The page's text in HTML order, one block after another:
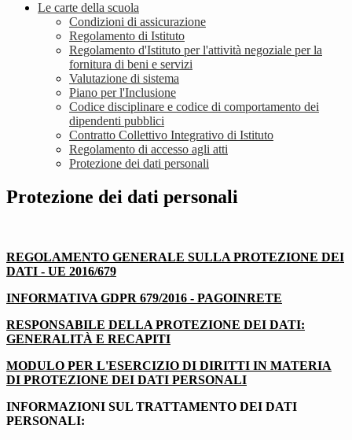
Le carte della scuola
Condizioni di assicurazione
Regolamento di Istituto
Regolamento d'Istituto per l'attività negoziale per la
fornitura di beni e servizi
Valutazione di sistema
Piano per l'Inclusione
Codice disciplinare e codice di comportamento dei
dipendenti pubblici
Contratto Collettivo Integrativo di Istituto
Regolamento di accesso agli atti
Protezione dei dati personali
Protezione dei dati personali
REGOLAMENTO GENERALE SULLA PROTEZIONE DEI
DATI - UE 2016/679
INFORMATIVA GDPR 679/2016 - PAGOINRETE
RESPONSABILE DELLA PROTEZIONE DEI DATI:
GENERALITÀ E RECAPITI
MODULO PER L'ESERCIZIO DI DIRITTI IN MATERIA
DI PROTEZIONE DEI DATI PERSONALI
INFORMAZIONI SUL TRATTAMENTO DEI DATI
PERSONALI: